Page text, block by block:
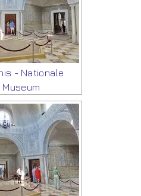
- Nationale
Museum